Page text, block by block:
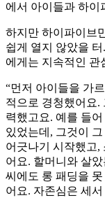
에서 아이들과 하이
하지만 하이파이브
쉽게 열지 않았을
에게는 지속적인 관
“먼저 아이들을 가
적으로 경청했어요.
력했고요. 예를 들
있었는데, 그것이
어긋나기 시작했고,
어요. 할머니와 살
씨에도 롱 패딩을
어요. 자존심은 세